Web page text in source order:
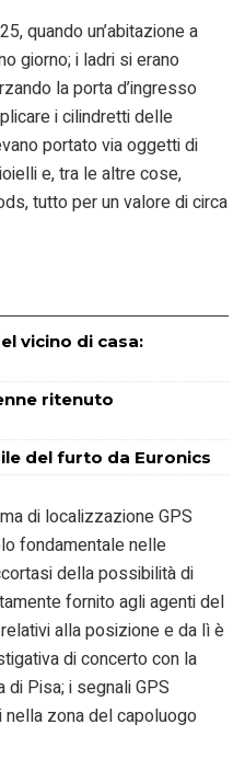
quando un’abitazione a
giorno; i ladri si erano
la porta d’ingresso
i cilindretti delle
portato via oggetti di
e, tra le altre cose,
tutto per un valore di circa
vicino di casa:
ritenuto
del furto da Euronics
di localizzazione GPS
fondamentale nelle
della possibilità di
fornito agli agenti del
alla posizione e da lì è
di concerto con la
Pisa; i segnali GPS
zona del capoluogo